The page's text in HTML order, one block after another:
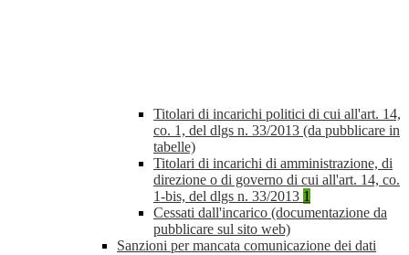
Titolari di incarichi politici di cui all'art. 14,
co. 1, del dlgs n. 33/2013 (da pubblicare in
tabelle)
Titolari di incarichi di amministrazione, di
direzione o di governo di cui all'art. 14, co.
1-bis, del dlgs n. 33/2013 1
Cessati dall'incarico (documentazione da
pubblicare sul sito web)
Sanzioni per mancata comunicazione dei dati